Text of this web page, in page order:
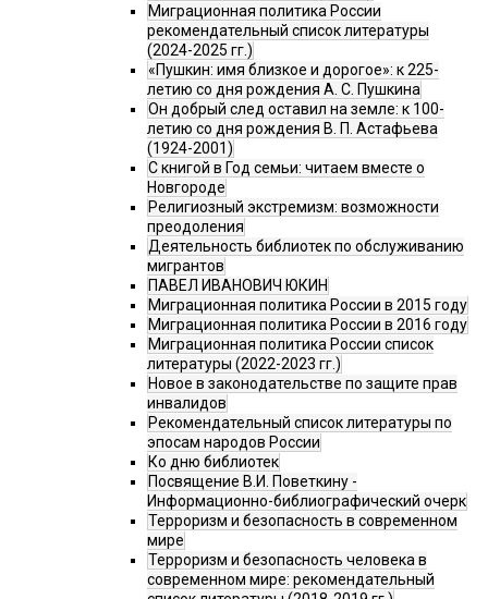
Миграционная политика России
рекомендательный список литературы
(2024-2025 гг.)
«Пушкин: имя близкое и дорогое»: к 225-
летию со дня рождения А. С. Пушкина
Он добрый след оставил на земле: к 100-
летию со дня рождения В. П. Астафьева
(1924-2001)
С книгой в Год семьи: читаем вместе о
Новгороде
Религиозный экстремизм: возможности
преодоления
Деятельность библиотек по обслуживанию
мигрантов
ПАВЕЛ ИВАНОВИЧ ЮКИН
Миграционная политика России в 2015 году
Миграционная политика России в 2016 году
Миграционная политика России список
литературы (2022-2023 гг.)
Новое в законодательстве по защите прав
инвалидов
Рекомендательный список литературы по
эпосам народов России
Ко дню библиотек
Посвящение В.И. Поветкину -
Информационно-библиографический очерк
Терроризм и безопасность в современном
мире
Терроризм и безопасность человека в
современном мире: рекомендательный